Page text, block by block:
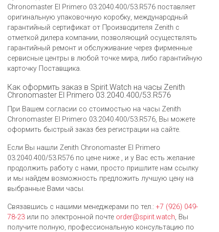
Chronomaster El Primero 03.2040.400/53.R576 поставляет
оригинальную упаковочную коробку, международный
гарантийный сертификат от Производителя Zenith c
отметкой дилера компании, позволяющий осуществлять
гарантийный ремонт и обслуживание через фирменные
сервисные центры в любой точке мира, либо гарантийную
карточку Поставщика.
Как оформить заказ в Spirit.Watch на часы Zenith
Chronomaster El Primero 03.2040.400/53.R576
При Вашем согласии со стоимостью на часы Zenith
Chronomaster El Primero 03.2040.400/53.R576, Вы можете
оформить быстрый заказ без регистрации на сайте.
Если Вы нашли Zenith Chronomaster El Primero
03.2040.400/53.R576 по цене ниже , и у Вас есть желание
продолжить работу с нами, просто пришлите нам ссылку
и мы найдем возможность предложить лучшую цену на
выбранные Вами часы.
Связавшись с нашими менеджерами по тел.: +7 (926) 049-
78-23 или по электронной почте order@spirit.watch, Вы
получите полную, профессиональную консультацию по